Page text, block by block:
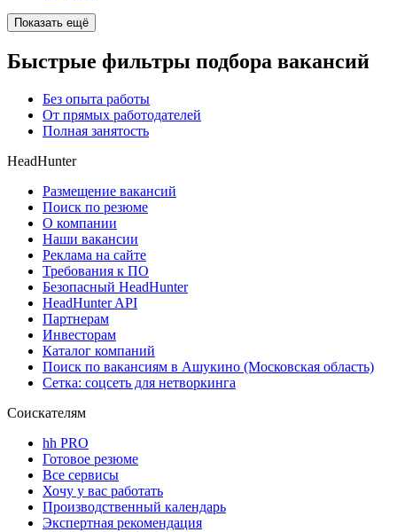
Показать ещё
Быстрые фильтры подбора вакансий
Без опыта работы
От прямых работодателей
Полная занятость
HeadHunter
Размещение вакансий
Поиск по резюме
О компании
Наши вакансии
Реклама на сайте
Требования к ПО
Безопасный HeadHunter
HeadHunter API
Партнерам
Инвесторам
Каталог компаний
Поиск по вакансиям в Ашукино (Московская область)
Сетка: соцсеть для нетворкинга
Соискателям
hh PRO
Готовое резюме
Все сервисы
Хочу у вас работать
Производственный календарь
Экспертная рекомендация